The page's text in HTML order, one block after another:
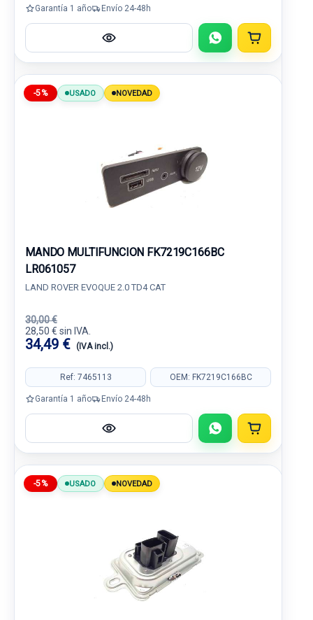
Garantía 1 año Envío 24-48h
-5% USADO NOVEDAD
MANDO MULTIFUNCION FK7219C166BC
LR061057
LAND ROVER EVOQUE 2.0 TD4 CAT
30,00 €
28,50 € sin IVA.
34,49 € (IVA incl.)
Ref: 7465113 OEM: FK7219C166BC
Garantía 1 año Envío 24-48h
-5% USADO NOVEDAD